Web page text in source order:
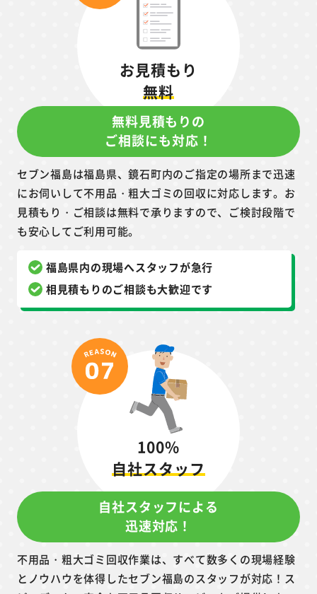
お見積もり
無料
無料見積もりの
ご相談にも対応！
セブン福島は福島県、鏡石町内のご指定の場所まで迅速
にお伺いして不用品・粗大ゴミの回収に対応します。お
見積もり・ご相談は無料で承りますので、ご検討段階で
も安心してご利用可能。
福島県内の現場へスタッフが急行
相見積もりのご相談も大歓迎です
100%
自社スタッフ
自社スタッフによる
迅速対応！
不用品・粗大ゴミ回収作業は、すべて数多くの現場経験
とノウハウを体得したセブン福島のスタッフが対応！ス